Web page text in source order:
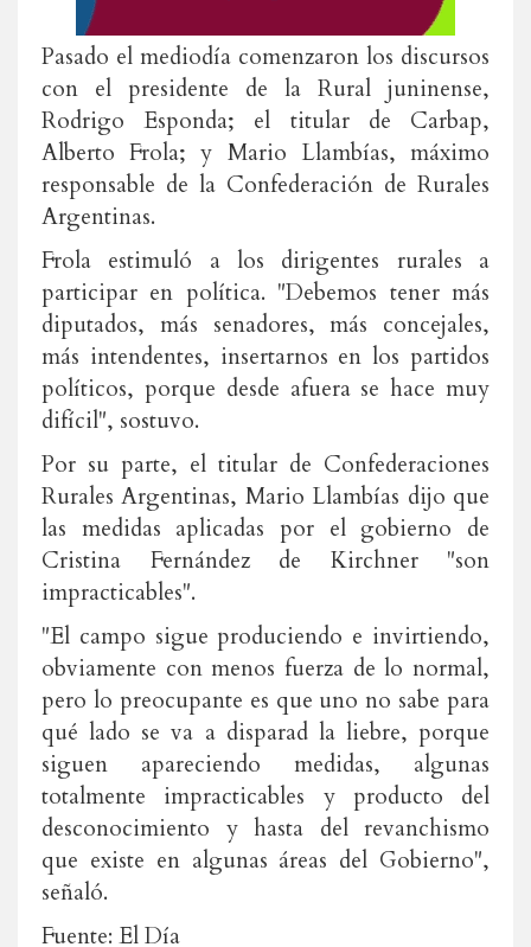
Pasado el mediodía comenzaron los discursos
con el presidente de la Rural juninense,
Rodrigo Esponda; el titular de Carbap,
Alberto Frola; y Mario Llambías, máximo
responsable de la Confederación de Rurales
Argentinas.
Frola estimuló a los dirigentes rurales a
participar en política. "Debemos tener más
diputados, más senadores, más concejales,
más intendentes, insertarnos en los partidos
políticos, porque desde afuera se hace muy
difícil", sostuvo.
Por su parte, el titular de Confederaciones
Rurales Argentinas, Mario Llambías dijo que
las medidas aplicadas por el gobierno de
Cristina Fernández de Kirchner "son
impracticables".
"El campo sigue produciendo e invirtiendo,
obviamente con menos fuerza de lo normal,
pero lo preocupante es que uno no sabe para
qué lado se va a disparad la liebre, porque
siguen apareciendo medidas, algunas
totalmente impracticables y producto del
desconocimiento y hasta del revanchismo
que existe en algunas áreas del Gobierno",
señaló.
Fuente: El Día